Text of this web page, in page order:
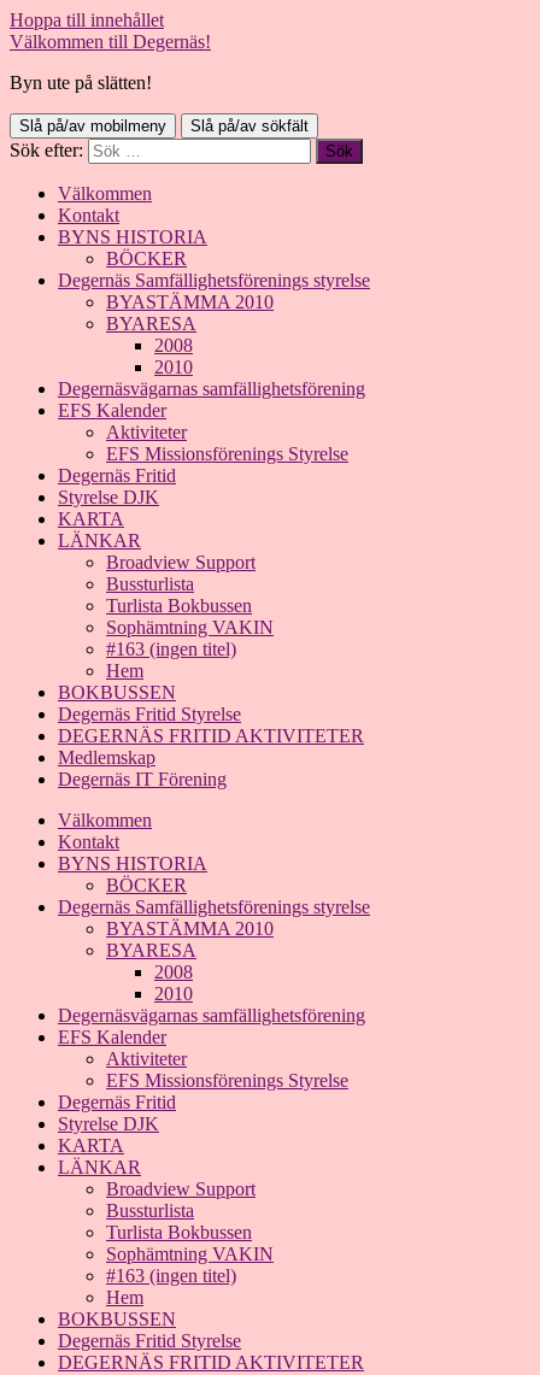
Hoppa till innehållet
Välkommen till Degernäs!
Byn ute på slätten!
Slå på/av mobilmeny Slå på/av sökfält
Sök efter:
Välkommen
Kontakt
BYNS HISTORIA
BÖCKER
Degernäs Samfällighetsförenings styrelse
BYASTÄMMA 2010
BYARESA
2008
2010
Degernäsvägarnas samfällighetsförening
EFS Kalender
Aktiviteter
EFS Missionsförenings Styrelse
Degernäs Fritid
Styrelse DJK
KARTA
LÄNKAR
Broadview Support
Bussturlista
Turlista Bokbussen
Sophämtning VAKIN
#163 (ingen titel)
Hem
BOKBUSSEN
Degernäs Fritid Styrelse
DEGERNÄS FRITID AKTIVITETER
Medlemskap
Degernäs IT Förening
Välkommen
Kontakt
BYNS HISTORIA
BÖCKER
Degernäs Samfällighetsförenings styrelse
BYASTÄMMA 2010
BYARESA
2008
2010
Degernäsvägarnas samfällighetsförening
EFS Kalender
Aktiviteter
EFS Missionsförenings Styrelse
Degernäs Fritid
Styrelse DJK
KARTA
LÄNKAR
Broadview Support
Bussturlista
Turlista Bokbussen
Sophämtning VAKIN
#163 (ingen titel)
Hem
BOKBUSSEN
Degernäs Fritid Styrelse
DEGERNÄS FRITID AKTIVITETER